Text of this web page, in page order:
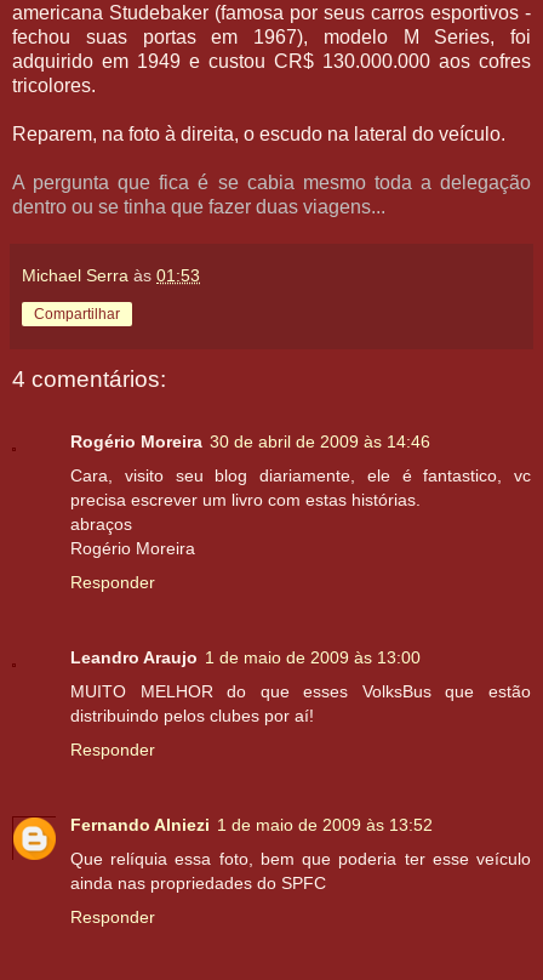
americana Studebaker (famosa por seus carros esportivos -
fechou suas portas em 1967), modelo M Series, foi
adquirido em 1949 e custou CR$ 130.000.000 aos cofres
tricolores.
Reparem, na foto à direita, o escudo na lateral do veículo.
A pergunta que fica é se cabia mesmo toda a delegação
dentro ou se tinha que fazer duas viagens...
Michael Serra às 01:53
Compartilhar
4 comentários:
Rogério Moreira 30 de abril de 2009 às 14:46
Cara, visito seu blog diariamente, ele é fantastico, vc
precisa escrever um livro com estas histórias.
abraços
Rogério Moreira
Responder
Leandro Araujo 1 de maio de 2009 às 13:00
MUITO MELHOR do que esses VolksBus que estão
distribuindo pelos clubes por aí!
Responder
Fernando Alniezi 1 de maio de 2009 às 13:52
Que relíquia essa foto, bem que poderia ter esse veículo
ainda nas propriedades do SPFC
Responder